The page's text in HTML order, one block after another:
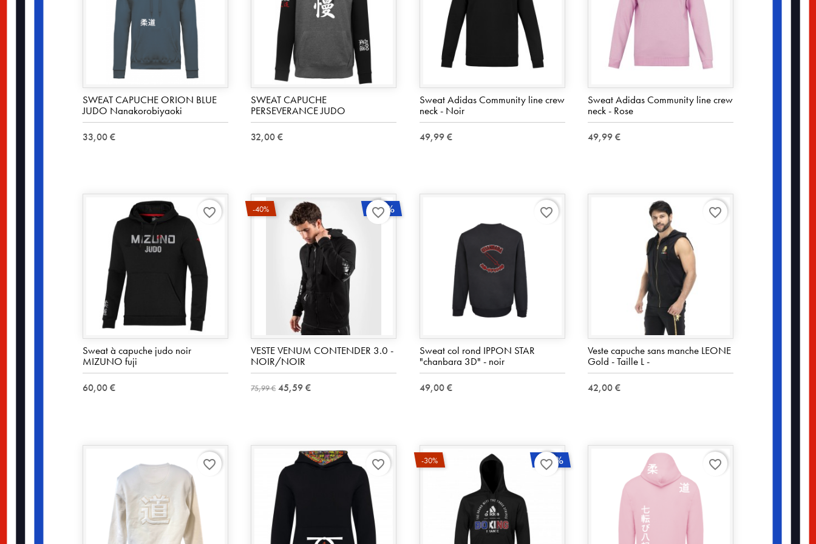
SWEAT CAPUCHE ORION BLUE
JUDO Nanakorobiyaoki
33,00 €
SWEAT CAPUCHE
PERSEVERANCE JUDO
32,00 €
Sweat Adidas Community line crew
neck - Noir
49,99 €
Sweat Adidas Community line crew
neck - Rose
49,99 €
Sweat à capuche judo noir
MIZUNO fuji
60,00 €
favorite_border -40% -40%
VESTE VENUM CONTENDER 3.0 -
NOIR/NOIR
75,99 € 45,59 €
favorite_border
Sweat col rond IPPON STAR
"chanbara 3D" - noir
49,00 €
favorite_border
Veste capuche sans manche LEONE
Gold - Taille L -
42,00 €
favorite_border
favorite_border favorite_border -30% -30%
favorite_border favorite_border